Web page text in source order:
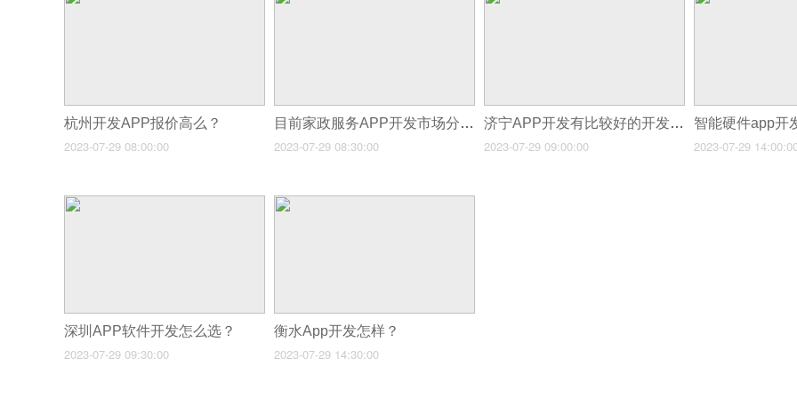
杭州开发APP报价高么？
2023-07-29 08:00:00
目前家政服务APP开发市场分析
2023-07-29 08:30:00
济宁APP开发有比较好的开发公司么？
2023-07-29 09:00:00
智能硬件app开
2023-07-29
深圳APP软件开发怎么选？
2023-07-29 09:30:00
衡水App开发怎样？
2023-07-29 14:30:00